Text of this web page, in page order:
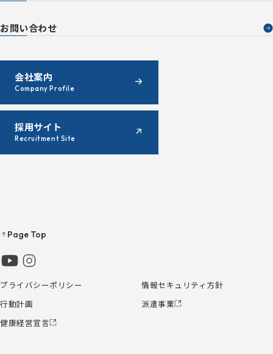
お問い合わせ
会社案内
Company Profile
採用サイト
Recruitment Site
Page Top
プライバシーポリシー
情報セキュリティ方針
行動計画
派遣事業
健康経営宣言